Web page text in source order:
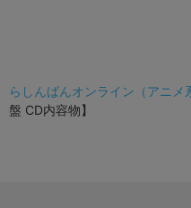
らしんばんオンライン（アニメ
盤 CD内容物】